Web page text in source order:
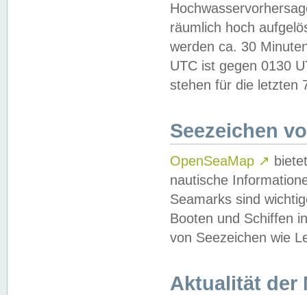
räumlich hoch
werden ca. 30
UTC ist gegen 0130
stehen für die letzten
Seezeichen
OpenSeaMap ↗
nautische
Seamarks sind
Booten und Schiffen
von Seezeichen wie
Aktualität der